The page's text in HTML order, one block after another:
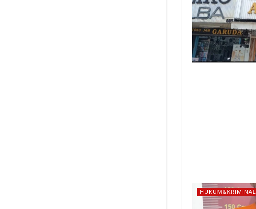
HUKUM&KRIMINAL